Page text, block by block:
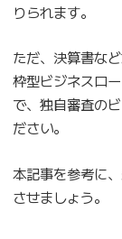
りられます。
ただ、決算書な
枠型ビジネスロ
で、独自審査の
ださい。
本記事を参考に
させましょう。